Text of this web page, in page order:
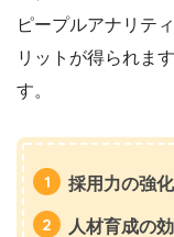
ピープルアナリテ
リットが得られま
す。
採用力の強化
人材育成の